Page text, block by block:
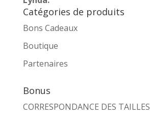
Catégories de produits
Bons Cadeaux
Boutique
Partenaires
Bonus
CORRESPONDANCE DES TAILLES